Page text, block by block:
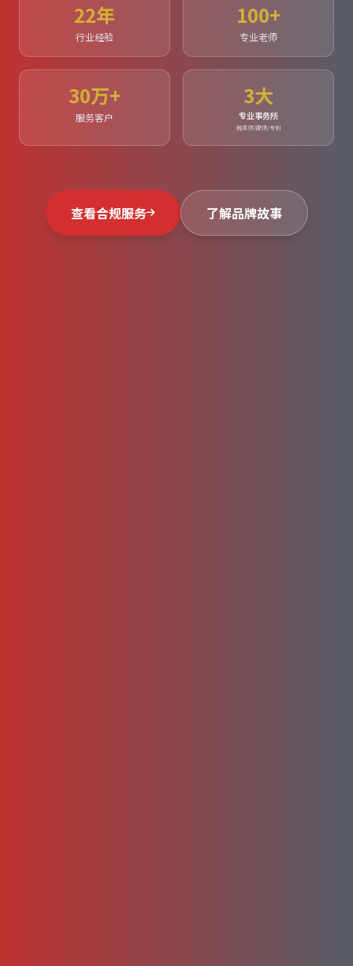
22年
行业经验
100+
专业老师
30万+
服务客户
3大
专业事务所
税务师/律师/专利
查看合规服务 了解品牌故事